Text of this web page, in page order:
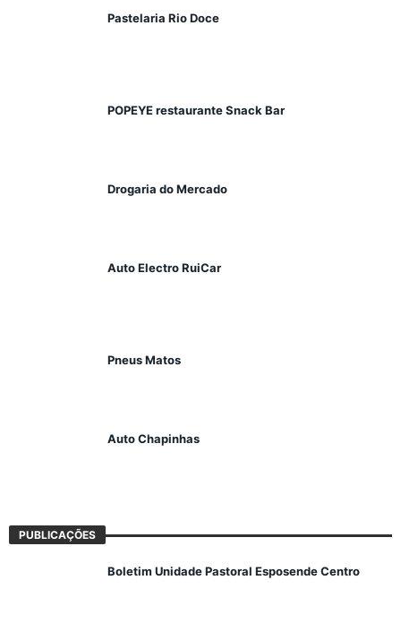
Pastelaria Rio Doce
POPEYE restaurante Snack Bar
Drogaria do Mercado
Auto Electro RuiCar
Pneus Matos
Auto Chapinhas
PUBLICAÇÕES
Boletim Unidade Pastoral Esposende Centro